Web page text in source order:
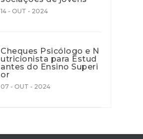
14 - OUT - 2024
Cheques Psicólogo e N
utricionista para Estud
antes do Ensino Superi
or
07 - OUT - 2024